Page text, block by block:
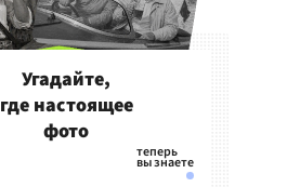
Угадайте,
где настоящее
фото